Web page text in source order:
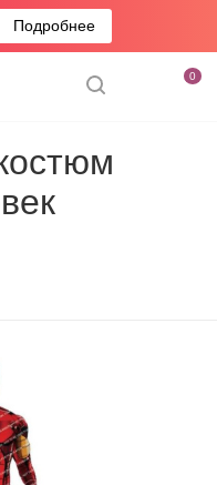
Подробнее
0